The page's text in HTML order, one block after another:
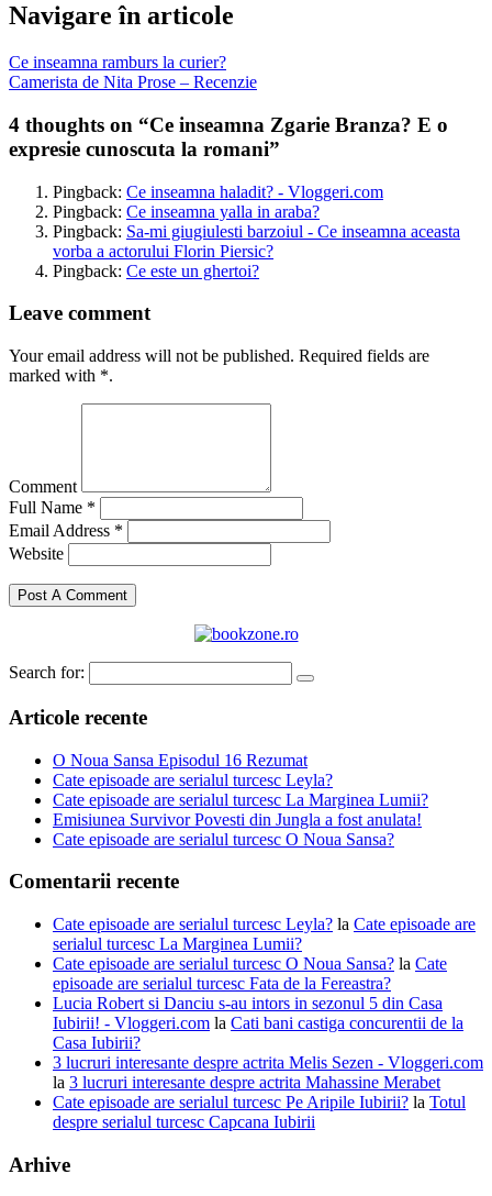
Navigare în articole
Ce inseamna ramburs la curier?
Camerista de Nita Prose – Recenzie
4 thoughts on “Ce inseamna Zgarie Branza? E o
expresie cunoscuta la romani”
Pingback: Ce inseamna haladit? - Vloggeri.com
Pingback: Ce inseamna yalla in araba?
Pingback: Sa-mi giugiulesti barzoiul - Ce inseamna aceasta
vorba a actorului Florin Piersic?
Pingback: Ce este un ghertoi?
Leave comment
Your email address will not be published. Required fields are
marked with *.
Comment
Full Name *
Email Address *
Website
Search for:
Articole recente
O Noua Sansa Episodul 16 Rezumat
Cate episoade are serialul turcesc Leyla?
Cate episoade are serialul turcesc La Marginea Lumii?
Emisiunea Survivor Povesti din Jungla a fost anulata!
Cate episoade are serialul turcesc O Noua Sansa?
Comentarii recente
Cate episoade are serialul turcesc Leyla? la Cate episoade are
serialul turcesc La Marginea Lumii?
Cate episoade are serialul turcesc O Noua Sansa? la Cate
episoade are serialul turcesc Fata de la Fereastra?
Lucia Robert si Danciu s-au intors in sezonul 5 din Casa
Iubirii! - Vloggeri.com la Cati bani castiga concurentii de la
Casa Iubirii?
3 lucruri interesante despre actrita Melis Sezen - Vloggeri.com
la 3 lucruri interesante despre actrita Mahassine Merabet
Cate episoade are serialul turcesc Pe Aripile Iubirii? la Totul
despre serialul turcesc Capcana Iubirii
Arhive